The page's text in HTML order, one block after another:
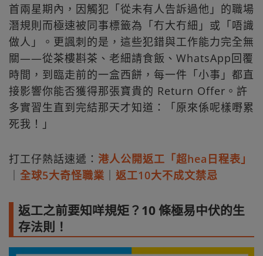
首兩星期內，因觸犯「從未有人告訴過他」的職場
潛規則而極速被同事標籤為「冇大冇細」或「唔識
做人」。更諷刺的是，這些犯錯與工作能力完全無
關——從茶樓斟茶、老細請食飯、WhatsApp回覆
時間，到臨走前的一盒西餅，每一件「小事」都直
接影響你能否獲得那張寶貴的 Return Offer。許
多實習生直到完結那天才知道：「原來係呢樣嘢累
死我！」
打工仔熱話速遞： 港人公開返工「超hea日程表」
全球5大奇怪職業 返工10大不成文禁忌
返工之前要知咩規矩？10 條極易中伏的生
存法則！